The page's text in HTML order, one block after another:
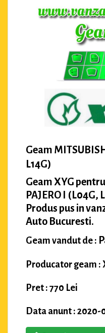
Geam
L14G)
Geam XYG
PAJERO I (L04G,
Produs pus in
Auto Bucuresti.
Geam vandut de :
Producator geam :
Pret : 770 Lei
Data anunt : 2020-